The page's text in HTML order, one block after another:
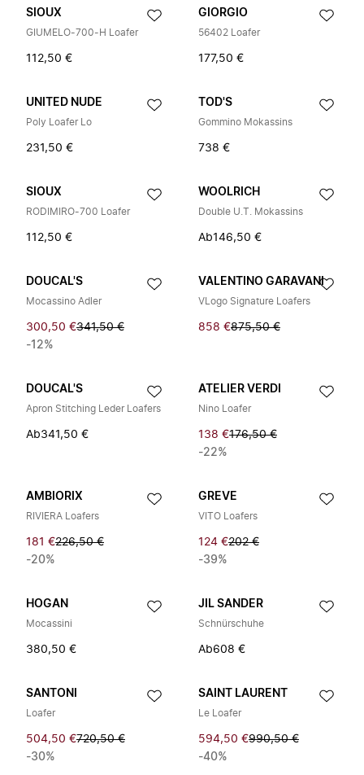
SIOUX
GIUMELO-700-H Loafer
112,50 €
GIORGIO
56402 Loafer
177,50 €
UNITED NUDE
Poly Loafer Lo
231,50 €
TOD'S
Gommino Mokassins
738 €
SIOUX
RODIMIRO-700 Loafer
112,50 €
WOOLRICH
Double U.T. Mokassins
Ab146,50 €
DOUCAL'S
Mocassino Adler
300,50 €341,50 €
-12%
VALENTINO GARAVANI
VLogo Signature Loafers
858 €875,50 €
DOUCAL'S
Apron Stitching Leder Loafers
Ab341,50 €
ATELIER VERDI
Nino Loafer
138 €176,50 €
-22%
AMBIORIX
RIVIERA Loafers
181 €226,50 €
-20%
GREVE
VITO Loafers
124 €202 €
-39%
HOGAN
Mocassini
380,50 €
JIL SANDER
Schnürschuhe
Ab608 €
SANTONI
Loafer
504,50 €720,50 €
-30%
SAINT LAURENT
Le Loafer
594,50 €990,50 €
-40%